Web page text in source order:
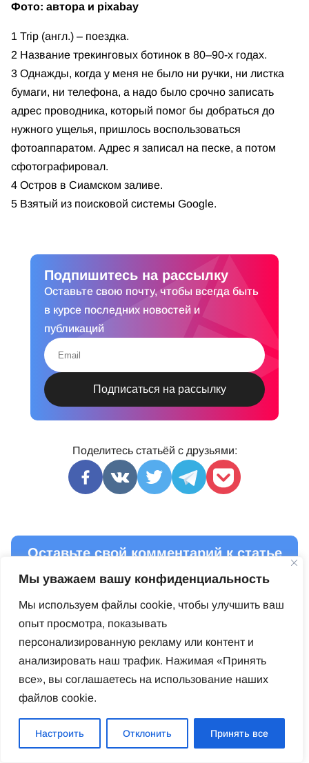
Мы уважаем вашу конфиденциальность
Мы используем файлы cookie, чтобы улучшить ваш
опыт просмотра, показывать
персонализированную рекламу или контент и
анализировать наш трафик. Нажимая «Принять
все», вы соглашаетесь на использование наших
файлов cookie.
Настроить Отклонить Принять все
Фото: автора и pixabay
1 Trip (англ.) – поездка.
2 Название трекинговых ботинок в 80–90-х годах.
3 Однажды, когда у меня не было ни ручки, ни листка
бумаги, ни телефона, а надо было срочно записать
адрес проводника, который помог бы добраться до
нужного ущелья, пришлось воспользоваться
фотоаппаратом. Адрес я записал на песке, а потом
сфотографировал.
4 Остров в Сиамском заливе.
5 Взятый из поисковой системы Google.
Подпишитесь на рассылку
Оставьте свою почту, чтобы всегда быть
в курсе последних новостей и
публикаций
Поделитесь статьёй с друзьями:
Оставьте свой комментарий к статье